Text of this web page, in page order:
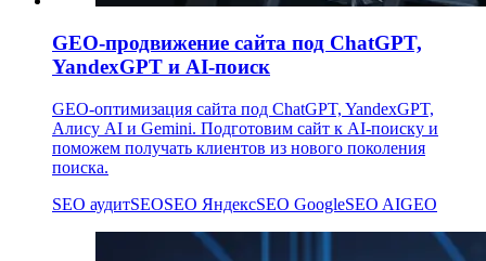
GEO-продвижение сайта под ChatGPT,
YandexGPT и AI-поиск
GEO-оптимизация сайта под ChatGPT, YandexGPT,
Алису AI и Gemini. Подготовим сайт к AI-поиску и
поможем получать клиентов из нового поколения
поиска.
SEO аудитSEOSEO ЯндексSEO GoogleSEO AIGEO